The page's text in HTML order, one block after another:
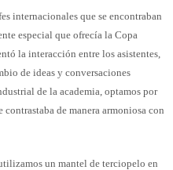
internacionales que se encontraban
especial que ofrecía la Copa
la interacción entre los asistentes,
de ideas y conversaciones
de la academia, optamos por
de manera armoniosa con
un mantel de terciopelo en